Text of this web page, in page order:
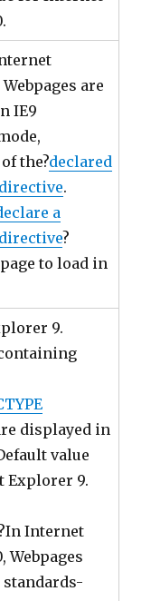
are
IE9
the?declared
directive.
a
directive?
to load in
9.
displayed in
value
Explorer 9.
Internet
Webpages